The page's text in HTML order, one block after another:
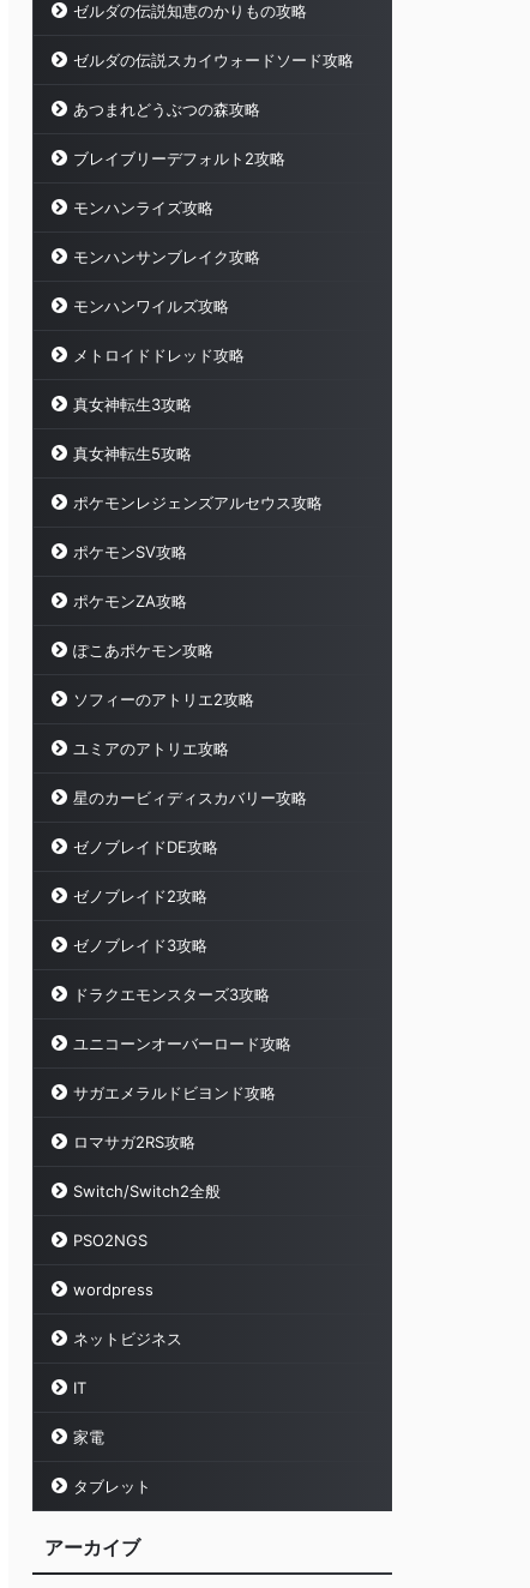
ゼルダの伝説知恵のかりもの攻略
ゼルダの伝説スカイウォードソード攻略
あつまれどうぶつの森攻略
ブレイブリーデフォルト2攻略
モンハンライズ攻略
モンハンサンブレイク攻略
モンハンワイルズ攻略
メトロイドドレッド攻略
真女神転生3攻略
真女神転生5攻略
ポケモンレジェンズアルセウス攻略
ポケモンSV攻略
ポケモンZA攻略
ぽこあポケモン攻略
ソフィーのアトリエ2攻略
ユミアのアトリエ攻略
星のカービィディスカバリー攻略
ゼノブレイドDE攻略
ゼノブレイド2攻略
ゼノブレイド3攻略
ドラクエモンスターズ3攻略
ユニコーンオーバーロード攻略
サガエメラルドビヨンド攻略
ロマサガ2RS攻略
Switch/Switch2全般
PSO2NGS
wordpress
ネットビジネス
IT
家電
タブレット
アーカイブ